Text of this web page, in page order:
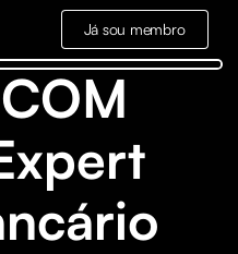
Já sou membro